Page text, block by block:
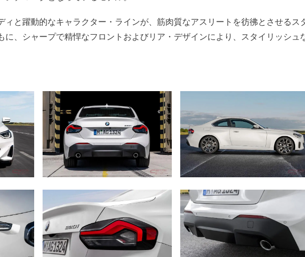
ィと躍動的なキャラクター・ラインが、筋肉質なアスリートを彷彿とさせるス
に、シャープで精悍なフロントおよびリア・デザインにより、スタイリッシュ